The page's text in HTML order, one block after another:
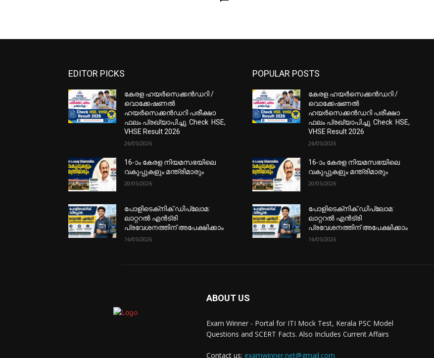
EDITOR PICKS
കേരള ഹയർസെക്കൻഡറി /
വൊക്കേഷണൽ
ഹയർസെക്കൻഡറി പരീക്ഷാ
ഫലം പ്രഖ്യാപിച്ചു. Check HSE,
VHSE Result 2026
26/05/2026
16-ാം കേരള നിയമസഭയിലെ
വകുപ്പുകളും മന്ത്രിമാരും
20/05/2026
പോളിടെക്‌നിക് ഡിപ്ലോമ:
ലാറ്ററൽ എൻട്രി
പ്രവേശനത്തിന് അപേക്ഷിക്കാം
16/05/2026
POPULAR POSTS
കേരള ഹയർസെക്കൻഡറി /
വൊക്കേഷണൽ
ഹയർസെക്കൻഡറി പരീക്ഷാ
ഫലം പ്രഖ്യാപിച്ചു. Check HSE,
VHSE Result 2026
26/05/2026
16-ാം കേരള നിയമസഭയിലെ
വകുപ്പുകളും മന്ത്രിമാരും
20/05/2026
പോളിടെക്‌നിക് ഡിപ്ലോമ:
ലാറ്ററൽ എൻട്രി
പ്രവേശനത്തിന് അപേക്ഷിക്കാം
16/05/2026
ABOUT US
Exam Winner - Portal for ITI Mock Test, Kerala PSC Model
Questions and SCERT Facts. Also Includes Current Affairs
Contact us: examwinner.net@gmail.com